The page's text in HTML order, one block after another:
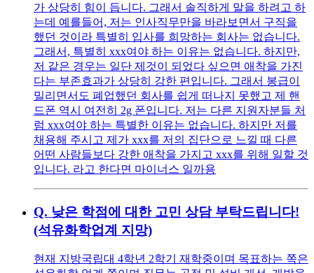
가 상당히 힘이 듭니다. 그래서 솔직하게 말을 하려고 하
는데 예를들어, 저는 인사직무만을 바라보면서 구직을
했던 것이라 특별히 입사를 희망하는 회사는 없습니다.
그래서, 특별히 xxx여야 하는 이유는 없습니다. 하지만,
저 같은 경우는 일단 제것이 되었다 싶으면 애착을 가진
다는 부존효과가 상당히 강한 편입니다. 그래서 봉급이
밀리면서도 폐업했던 회사를 쉽게 떠나지 못했고 제 핸
드폰 역시 여전히 2g 폰입니다. 저는 다른 지원자분들 처
럼 xxx여야 하는 특별한 이유는 없습니다. 하지만 저를
채용해 주시고 제가 xxx를 저의 집단으로 느낄 때 다른
어떤 사람들보다 강한 애착을 가지고 xxx를 위해 일할 것
입니다. 라고 한다면 마이너스 일까용
Q. 낮은 학점에 대한 고민 상담 부탁드립니다!
(석유화학업계 지망)
현재 지방국립대 4학년 2학기 재학중이며 목표하는 쪽은